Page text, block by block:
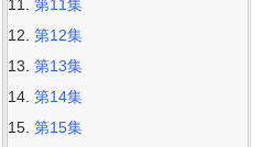
第11集
第12集
第13集
第14集
第15集